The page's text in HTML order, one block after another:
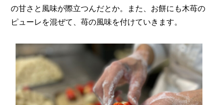
の甘さと風味が際立つんだとか。また、お餅にも木苺の
ピューレを混ぜて、苺の風味を付けていきます。